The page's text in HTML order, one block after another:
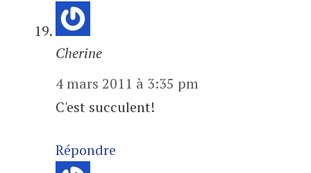
Cherine
4 mars 2011 à 3:35 pm
C'est succulent!
Répondre